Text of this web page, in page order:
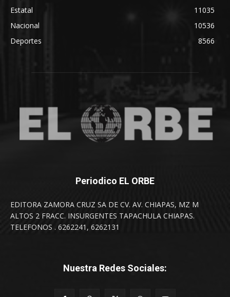
Estatal
11035
Nacional
10536
Deportes
8566
Periodico EL ORBE
EDITORA ZAMORA CRUZ SA DE CV. AV. CHIAPAS, MZ M
ALTOS 2 FRACC. INSURGENTES TAPACHULA CHIAPAS.
TELEFONOS . 6262241, 6262131
Nuestra Redes Sociales: